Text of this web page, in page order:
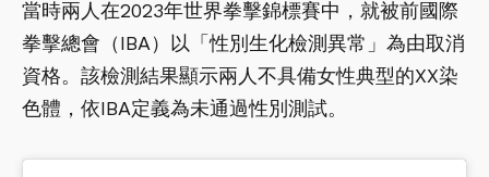
當時兩人在2023年世界拳擊錦標賽中，就被前國際
拳擊總會（IBA）以「性別生化檢測異常」為由取消
資格。該檢測結果顯示兩人不具備女性典型的XX染
色體，依IBA定義為未通過性別測試。